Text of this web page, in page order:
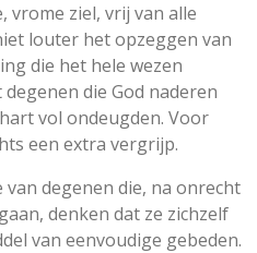
vrome ziel, vrij van alle
louter het opzeggen van
die het hele wezen
die God naderen
vol ondeugden. Voor
een extra vergrijp.
degenen die, na onrecht
denken dat ze zichzelf
van eenvoudige gebeden.